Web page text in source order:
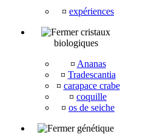
¤ expériences
cristaux
biologiques
¤ Ananas
¤ Tradescantia
¤ carapace crabe
¤ coquille
¤ os de seiche
génétique